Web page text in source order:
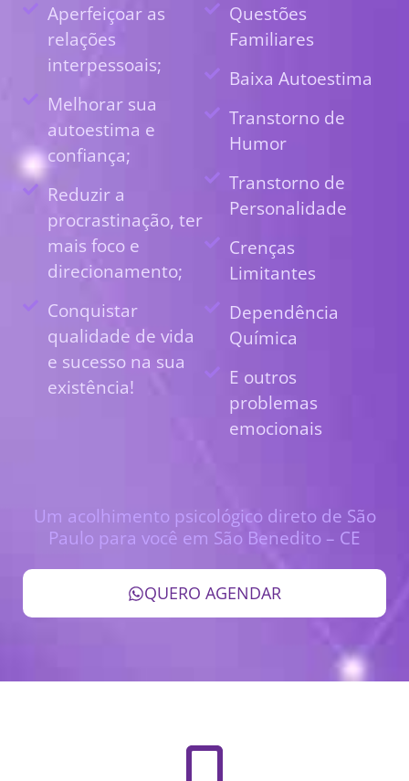
Aperfeiçoar as
relações
interpessoais;
Melhorar sua
autoestima e
confiança;
Reduzir a
procrastinação, ter
mais foco e
direcionamento;
Conquistar
qualidade de vida
e sucesso na sua
existência!
Questões
Familiares
Baixa Autoestima
Transtorno de
Humor
Transtorno de
Personalidade
Crenças
Limitantes
Dependência
Química
E outros
problemas
emocionais
Um acolhimento psicológico direto de São
Paulo para você em São Benedito – CE
QUERO AGENDAR